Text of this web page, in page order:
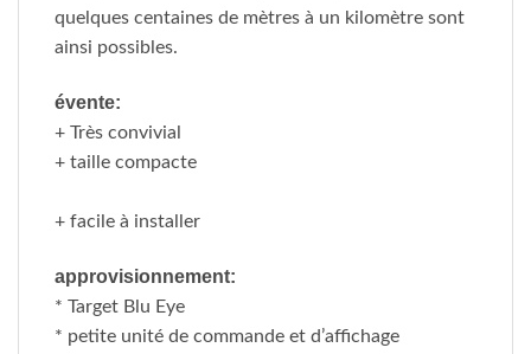
quelques centaines de mètres à un kilomètre sont
ainsi possibles.
évente:
+ Très convivial
+ taille compacte
+ facile à installer
approvisionnement:
* Target Blu Eye
* petite unité de commande et d’affichage